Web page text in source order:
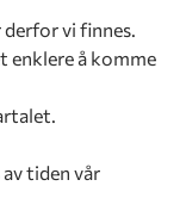
derfor vi finnes.
enklere å komme
tiden vår